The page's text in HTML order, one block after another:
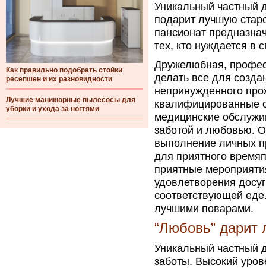
Как правильно подобрать стойки
ресепшен и их разновидности
Лучшие маникюрные пылесосы для
уборки и ухода за ногтями
Уникальный частный
подарит лучшую
пансионат
тех, кто нуждается в
Дружелюбная,
делать все для
непринужденного
квалифицированные
медицинские
заботой и любовью.
выполнение личных
для приятного
приятные
удовлетворения
соответствующей
лучшими поварами.
“Любовь” дарит
Уникальный частный
заботы. Высокий